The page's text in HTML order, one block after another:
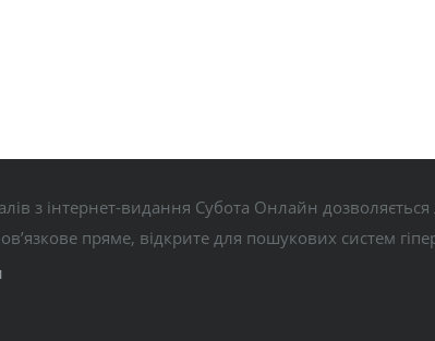
з інтернет-видання Субота Онлайн
пряме, відкрите для пошукових систем